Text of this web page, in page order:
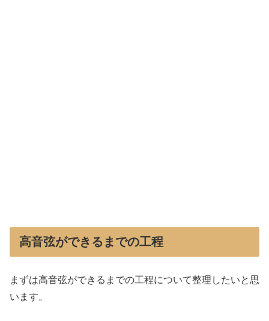
高音弦ができるまでの工程
まずは高音弦ができるまでの工程について整理したいと思
います。